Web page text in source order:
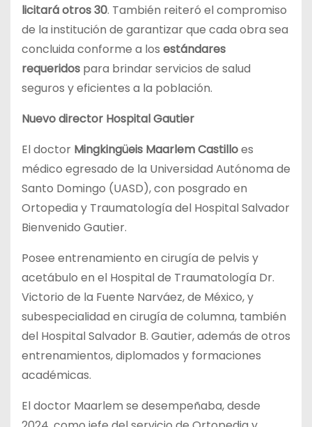
licitará otros 30. También reiteró el compromiso
de la institución de garantizar que cada obra sea
concluida conforme a los estándares
requeridos para brindar servicios de salud
seguros y eficientes a la población.
Nuevo director Hospital Gautier
El doctor Mingkingüeis Maarlem Castilloes
médico egresado de la Universidad Autónoma de
Santo Domingo (UASD), con posgrado en
Ortopedia y Traumatología del Hospital Salvador
Bienvenido Gautier.
Posee entrenamiento en cirugía de pelvis y
acetábulo en el Hospital de Traumatología Dr.
Victorio de la Fuente Narváez, de México, y
subespecialidad en cirugía de columna, también
del Hospital Salvador B. Gautier, además de otros
entrenamientos, diplomados y formaciones
académicas.
El doctor Maarlem se desempeñaba, desde